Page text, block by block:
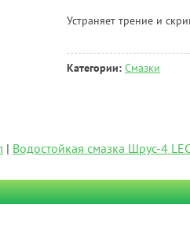
Устраняет трение и
Категории: Смазки
| Водостойкая смазка Шрус-4